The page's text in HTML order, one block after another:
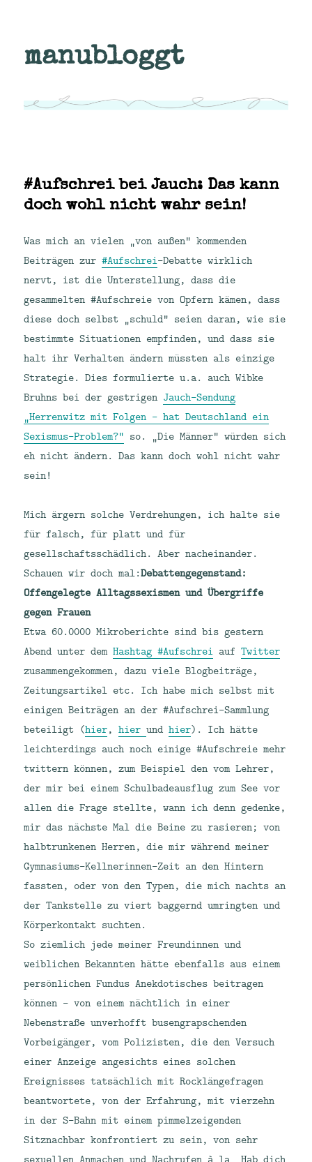
manubloggt
#Aufschrei bei Jauch: Das kann
doch wohl nicht wahr sein!
Was mich an vielen „von außen“ kommenden
Beiträgen zur#Aufschrei-Debatte wirklich
nervt, ist die Unterstellung, dass die
gesammelten #Aufschreie von Opfern kämen, dass
diese doch selbst „schuld“ seien daran, wie sie
bestimmte Situationen empfinden, und dass sie
halt ihr Verhalten ändern müssten als einzige
Strategie. Dies formulierte u.a. auch Wibke
Bruhns bei der gestrigen Jauch-Sendung
„Herrenwitz mit Folgen – hat Deutschland ein
Sexismus-Problem?“ so. „Die Männer“ würden sich
eh nicht ändern. Das kann doch wohl nicht wahr
sein!
Mich ärgern solche Verdrehungen, ich halte sie
für falsch, für platt und für
gesellschaftsschädlich. Aber nacheinander.
Schauen wir doch mal:Debattengegenstand:
Offengelegte Alltagssexismen und Übergriffe
gegen Frauen
Etwa 60.0000 Mikroberichte sind bis gestern
Abend unter demHashtag #Aufschrei aufTwitter
zusammengekommen, dazu viele Blogbeiträge,
Zeitungsartikel etc. Ich habe mich selbst mit
einigen Beiträgen an der #Aufschrei-Sammlung
beteiligt (hier,hierundhier). Ich hätte
leichterdings auch noch einige #Aufschreie mehr
twittern können, zum Beispiel den vom Lehrer,
der mir bei einem Schulbadeausflug zum See vor
allen die Frage stellte, wann ich denn gedenke,
mir das nächste Mal die Beine zu rasieren; von
halbtrunkenen Herren, die mir während meiner
Gymnasiums-Kellnerinnen-Zeit an den Hintern
fassten, oder von den Typen, die mich nachts an
der Tankstelle zu viert baggernd umringten und
Körperkontakt suchten.
So ziemlich jede meiner Freundinnen und
weiblichen Bekannten hätte ebenfalls aus einem
persönlichen Fundus Anekdotisches beitragen
können – von einem nächtlich in einer
Nebenstraße unverhofft busengrapschenden
Vorbeigänger, vom Polizisten, die den Versuch
einer Anzeige angesichts eines solchen
Ereignisses tatsächlich mit Rocklängefragen
beantwortete, von der Erfahrung, mit vierzehn
in der S-Bahn mit einem pimmelzeigenden
Sitznachbar konfrontiert zu sein, von sehr
sexuellen Anmachen und Nachrufen à la „Hab dich